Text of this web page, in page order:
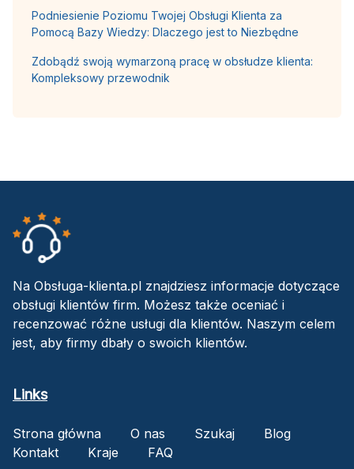
Podniesienie Poziomu Twojej Obsługi Klienta za
Pomocą Bazy Wiedzy: Dlaczego jest to Niezbędne
Zdobądź swoją wymarzoną pracę w obsłudze klienta:
Kompleksowy przewodnik
Na Obsługa-klienta.pl znajdziesz informacje dotyczące
obsługi klientów firm. Możesz także oceniać i
recenzować różne usługi dla klientów. Naszym celem
jest, aby firmy dbały o swoich klientów.
Links
Strona główna O nas Szukaj
Blog
Kontakt
Kraje FAQ